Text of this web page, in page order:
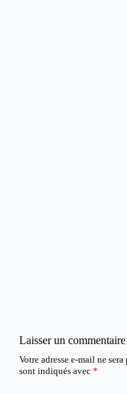
Laisser un commentaire
Votre adresse e-mail ne
sont indiqués avec *